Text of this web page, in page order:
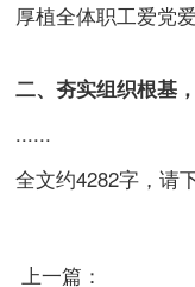
厚植全体职工爱党
二、夯实组织根基
......
全文约4282字，请
上一篇：